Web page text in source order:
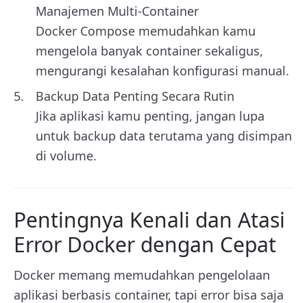
Manajemen Multi-Container
Docker Compose memudahkan kamu
mengelola banyak container sekaligus,
mengurangi kesalahan konfigurasi manual.
Backup Data Penting Secara Rutin
Jika aplikasi kamu penting, jangan lupa
untuk backup data terutama yang disimpan
di volume.
Pentingnya Kenali dan Atasi
Error Docker dengan Cepat
Docker memang memudahkan pengelolaan
aplikasi berbasis container, tapi error bisa saja